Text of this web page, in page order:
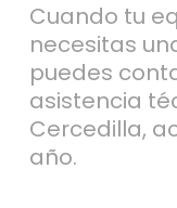
Cuando tu
necesitas
puedes
asistencia
Cercedilla,
año.